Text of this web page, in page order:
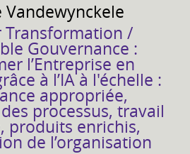
Vandewynckele
Transformation /
Gouvernance :
l’Entreprise en
à l’IA à l'échelle :
appropriée,
processus, travail
produits enrichis,
de l’organisation